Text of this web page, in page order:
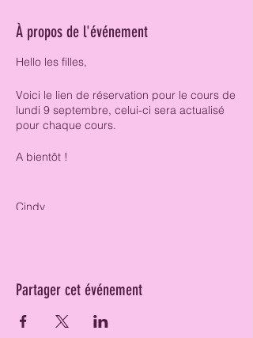
À propos de l'événement
Hello les filles,
Voici le lien de réservation pour le cours de
lundi 9 septembre, celui-ci sera actualisé
pour chaque cours.
A bientôt !
Cindy
Partager cet événement